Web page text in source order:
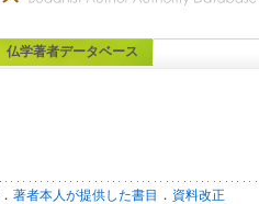
仏学著者データベース
． 著者本人が提供した書目 ． 資料改正